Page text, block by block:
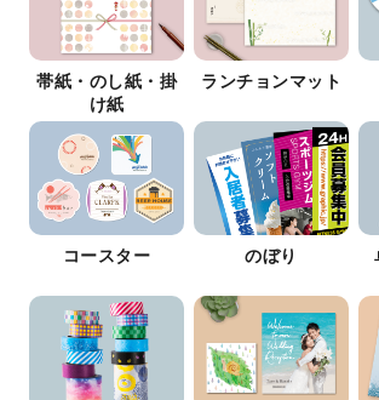
帯紙・のし紙・掛
け紙
ランチョンマット
コースター のぼり